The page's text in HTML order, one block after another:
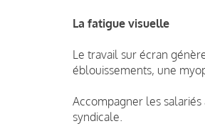
La fatigue visuelle
Le travail sur écran
éblouissements, une
Accompagner les
syndicale.